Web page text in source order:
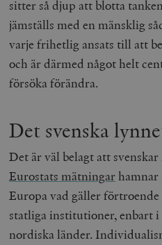
sitter så djup att blotta
jämställs med en mänsklig
varje frihetlig ansats till att
och är därmed något helt
försöka förändra.
Det svenska
Det är väl belagt att
Eurostats mätningarhamnar
Europa vad gäller
statliga institutioner, enbart
nordiska länder.